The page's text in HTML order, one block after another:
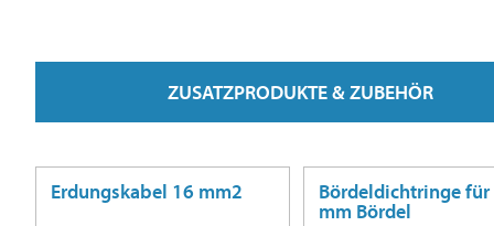
ZUSATZPRODUKTE & ZUBEHÖR
Erdungskabel 16 mm2 Bördeldichtringe für
mm Bördel